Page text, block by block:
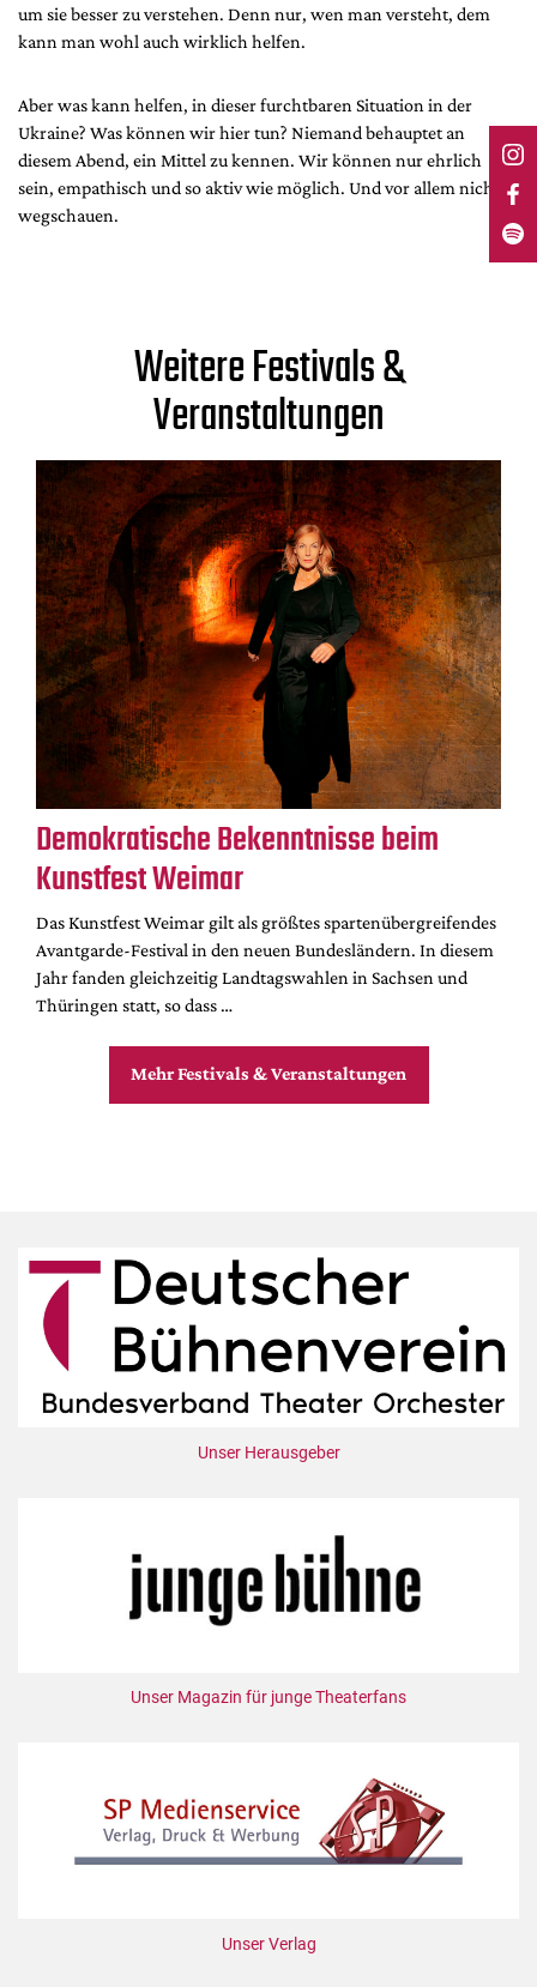
um sie besser zu verstehen. Denn nur, wen man versteht, dem
kann man wohl auch wirklich helfen.
Aber was kann helfen, in dieser furchtbaren Situation in der
Ukraine? Was können wir hier tun? Niemand behauptet an
diesem Abend, ein Mittel zu kennen. Wir können nur ehrlich
sein, empathisch und so aktiv wie möglich. Und vor allem nicht
wegschauen.
Weitere Festivals &
Veranstaltungen
Demokratische Bekenntnisse beim
Kunstfest Weimar
Das Kunstfest Weimar gilt als größtes spartenübergreifendes
Avantgarde-Festival in den neuen Bundesländern. In diesem
Jahr fanden gleichzeitig Landtagswahlen in Sachsen und
Thüringen statt, so dass …
Mehr Festivals & Veranstaltungen
Unser Herausgeber
Unser Magazin für junge Theaterfans
Unser Verlag